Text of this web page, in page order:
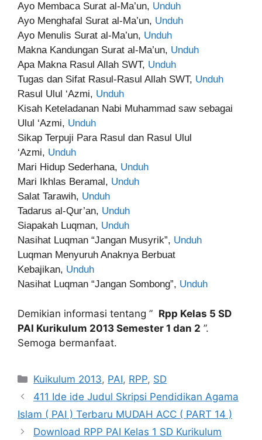
Ayo Membaca Surat al-Ma’un, Unduh
Ayo Menghafal Surat al-Ma’un, Unduh
Ayo Menulis Surat al-Ma’un, Unduh
Makna Kandungan Surat al-Ma’un, Unduh
Apa Makna Rasul Allah SWT, Unduh
Tugas dan Sifat Rasul-Rasul Allah SWT, Unduh
Rasul Ulul ‘Azmi, Unduh
Kisah Keteladanan Nabi Muhammad saw sebagai
Ulul ‘Azmi, Unduh
Sikap Terpuji Para Rasul dan Rasul Ulul
‘Azmi, Unduh
Mari Hidup Sederhana, Unduh
Mari Ikhlas Beramal, Unduh
Salat Tarawih, Unduh
Tadarus al-Qur’an, Unduh
Siapakah Luqman, Unduh
Nasihat Luqman “Jangan Musyrik”, Unduh
Luqman Menyuruh Anaknya Berbuat
Kebajikan, Unduh
Nasihat Luqman “Jangan Sombong”, Unduh
Demikian informasi tentang ” Rpp Kelas 5 SD
PAI Kurikulum 2013 Semester 1 dan 2 ”.
Semoga bermanfaat.
Kategori
Kuikulum 2013, PAI, RPP, SD
411 Ide ide Judul Skripsi Pendidikan Agama
Islam ( PAI ) Terbaru MUDAH ACC ( PART 14 )
Download RPP PAI Kelas 1 SD Kurikulum